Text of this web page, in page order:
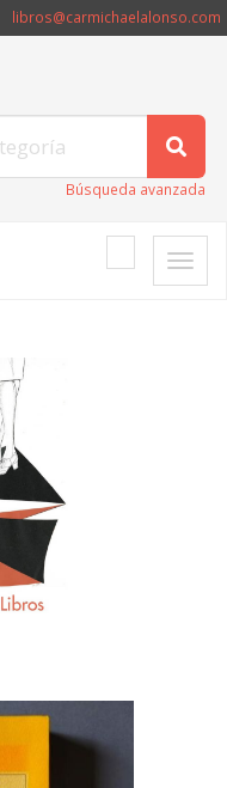
libros@carmichaelalonso.com
Búsqueda avanzada
Toggle